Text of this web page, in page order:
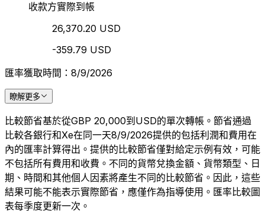
收款方實際到帳
26,370.20 USD
-359.79 USD
匯率獲取時間：8/9/2026
瞭解更多
比較節省基於從GBP 20,000到USD的單次轉帳。節省通過
比較各銀行和Xe在同一天8/9/2026提供的包括利潤和費用在
內的匯率計算得出。提供的比較節省僅對給定示例有效，可能
不包括所有費用和收費。不同的貨幣兌換金額、貨幣類型、日
期、時間和其他個人因素將產生不同的比較節省。因此，這些
結果可能不能表示實際節省，應僅作為指導使用。匯率比較圖
表每季度更新一次。